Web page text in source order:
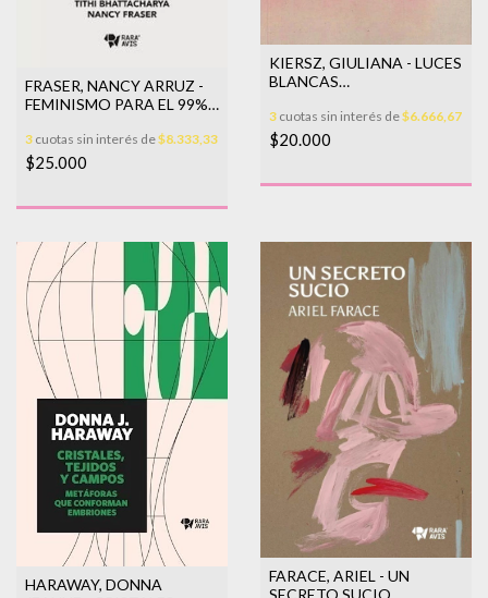
FRASER, NANCY ARRUZ -
FEMINISMO PARA EL 99%.
3 cuotas sin interés de$8.333,33
$25.000
KIERSZ, GIULIANA - LUCES
BLANCAS
3 cuotas sin interés de$6.666,67
$20.000
HARAWAY, DONNA
FARACE, ARIEL - UN